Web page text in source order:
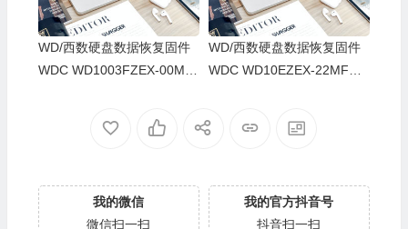
WD/西数硬盘数据恢复固件
WDC WD1003FZEX-00MK
WD/西数硬盘数据恢复固件
WDC WD10EZEX-22MFCA
我的微信
微信扫一扫
我的官方抖音号
抖音扫一扫